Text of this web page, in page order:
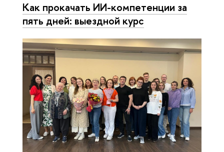
Как прокачать ИИ-компетенции за
пять дней: выездной курс